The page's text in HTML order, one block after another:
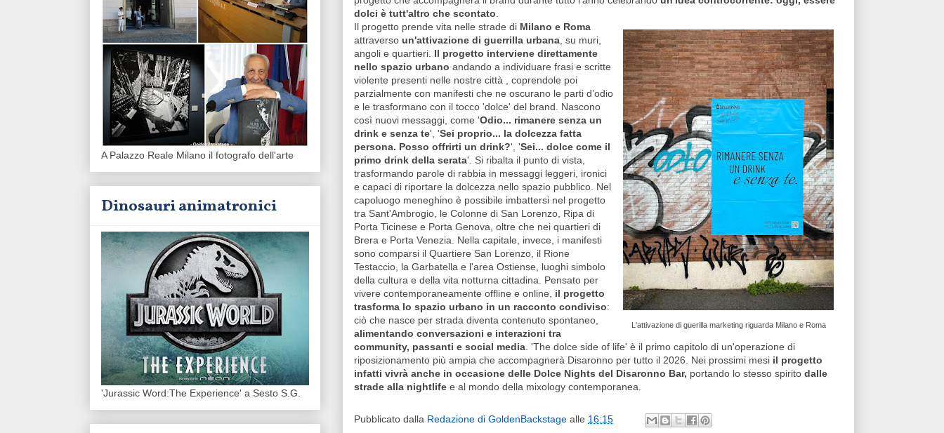
dolci è tutt'altro che scontato.
L'attivazione di guerilla marketing riguarda Milano e Roma
Il progetto prende vita nelle strade di Milano e Roma
attraverso un'attivazione di guerrilla urbana, su muri,
angoli e quartieri. Il progetto interviene direttamente
nello spazio urbano andando a individuare frasi e scritte
violente presenti nelle nostre città , coprendole poi
parzialmente con manifesti che ne oscurano le parti d’odio
e le trasformano con il tocco 'dolce' del brand. Nascono
così nuovi messaggi, come 'Odio... rimanere senza un
drink e senza te', 'Sei proprio... la dolcezza fatta
persona. Posso offrirti un drink?', 'Sei... dolce come il
primo drink della serata'. Si ribalta il punto di vista,
trasformando parole di rabbia in messaggi leggeri, ironici
e capaci di riportare la dolcezza nello spazio pubblico. Nel
capoluogo meneghino è possibile imbattersi nel progetto
tra Sant'Ambrogio, le Colonne di San Lorenzo, Ripa di
Porta Ticinese e Porta Genova, oltre che nei quartieri di
Brera e Porta Venezia. Nella capitale, invece, i manifesti
sono comparsi il Quartiere San Lorenzo, il Rione
Testaccio, la Garbatella e l'area Ostiense, luoghi simbolo
della cultura e della vita notturna cittadina. Pensato per
vivere contemporaneamente offline e online, il progetto
trasforma lo spazio urbano in un racconto condiviso:
ciò che nasce per strada diventa contenuto spontaneo,
alimentando conversazioni e interazioni tra
community, passanti e social media. 'The dolce side of life' è il primo capitolo di un'operazione di
riposizionamento più ampia che accompagnerà Disaronno per tutto il 2026. Nei prossimi mesi il progetto
infatti vivrà anche in occasione delle Dolce Nights del Disaronno Bar, portando lo stesso spirito dalle
strade alla nightlife e al mondo della mixology contemporanea.
Pubblicato dalla Redazione di GoldenBackstage alle 16:15
A Palazzo Reale Milano il fotografo dell'arte
Dinosauri animatronici
'Jurassic Word:The Experience' a Sesto S.G.